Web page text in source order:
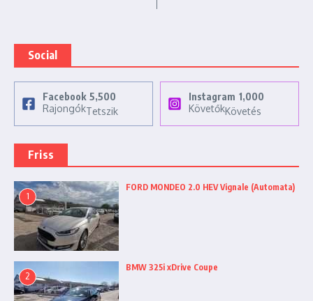
Social
Facebook 5,500
RajongókTetszik
Instagram 1,000
KövetőkKövetés
Friss
1
FORD MONDEO 2.0 HEV Vignale (Automata)
2
BMW 325i xDrive Coupe